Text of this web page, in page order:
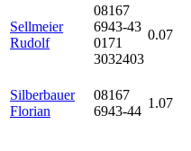
Sellmeier
Rudolf
08167
6943-43
0171
3032403
0.07
Silberbauer
Florian
08167
6943-44
1.07